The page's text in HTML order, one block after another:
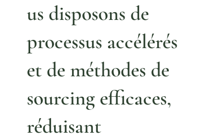
us disposons de
processus accélérés
et de méthodes de
sourcing efficaces,
réduisant